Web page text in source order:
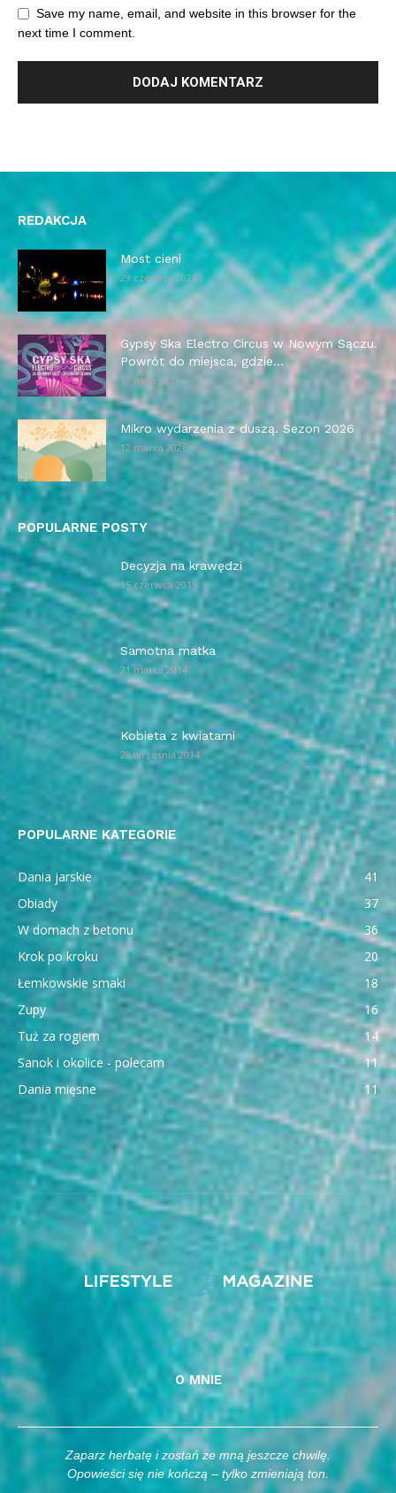
Save my name, email, and website in this browser for the
next time I comment.
REDAKCJA
Most cieni
29 czerwca 2026
Gypsy Ska Electro Circus w Nowym Sączu.
Powrót do miejsca, gdzie...
13 maja 2026
Mikro wydarzenia z duszą. Sezon 2026
12 marca 2026
POPULARNE POSTY
Decyzja na krawędzi
15 czerwca 2015
Samotna matka
21 marca 2014
Kobieta z kwiatami
28 września 2014
POPULARNE KATEGORIE
Dania jarskie
41
Obiady
37
W domach z betonu
36
Krok po kroku
20
Łemkowskie smaki
18
Zupy
16
Tuż za rogiem
14
Sanok i okolice - polecam
11
Dania mięsne
11
O MNIE
Zaparz herbatę i zostań ze mną jeszcze chwilę.
Opowieści się nie kończą – tylko zmieniają ton.